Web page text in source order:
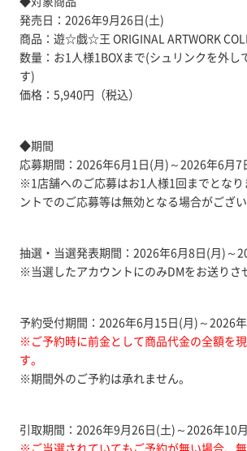
発売日：2026年9月26日(土)
商品：遊☆戯☆王 ORIGINAL ARTWORK
数量：お1人様1BOXまで(シュリンクを外し
す)
価格：5,940円（税込）
◆期間
応募期間：2026年6月1日(月)～2026年6月7
※1店舗へのご応募はお1人様1回までとなり
ントでのご応募等は無効となる場合がござい
抽選・当選発表期間：2026年6月8日(月)～
※当選したアカウントにのみDMをお送りさ
予約受付期間：2026年6月15日(月)～2026
※ご予約時に前金として商品代金の全額を
す。
※期間外のご予約は承れません。
引取期間：2026年9月26日(土)～2026年10
※ご当選されていてもご予約が無い場合、無